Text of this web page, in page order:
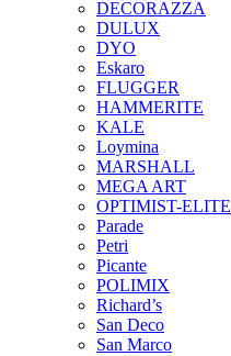
DECORAZZA
DULUX
DYO
Eskaro
FLUGGER
HAMMERITE
KALE
Loymina
MARSHALL
MEGA ART
OPTIMIST-ELITE
Parade
Petri
Picante
POLIMIX
Richard’s
San Deco
San Marco